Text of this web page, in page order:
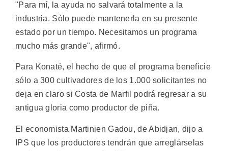
"Para mí, la ayuda no salvará totalmente a la
industria. Sólo puede mantenerla en su presente
estado por un tiempo. Necesitamos un programa
mucho más grande", afirmó.
Para Konaté, el hecho de que el programa beneficie
sólo a 300 cultivadores de los 1.000 solicitantes no
deja en claro si Costa de Marfil podrá regresar a su
antigua gloria como productor de piña.
El economista Martinien Gadou, de Abidjan, dijo a
IPS que los productores tendrán que arreglárselas